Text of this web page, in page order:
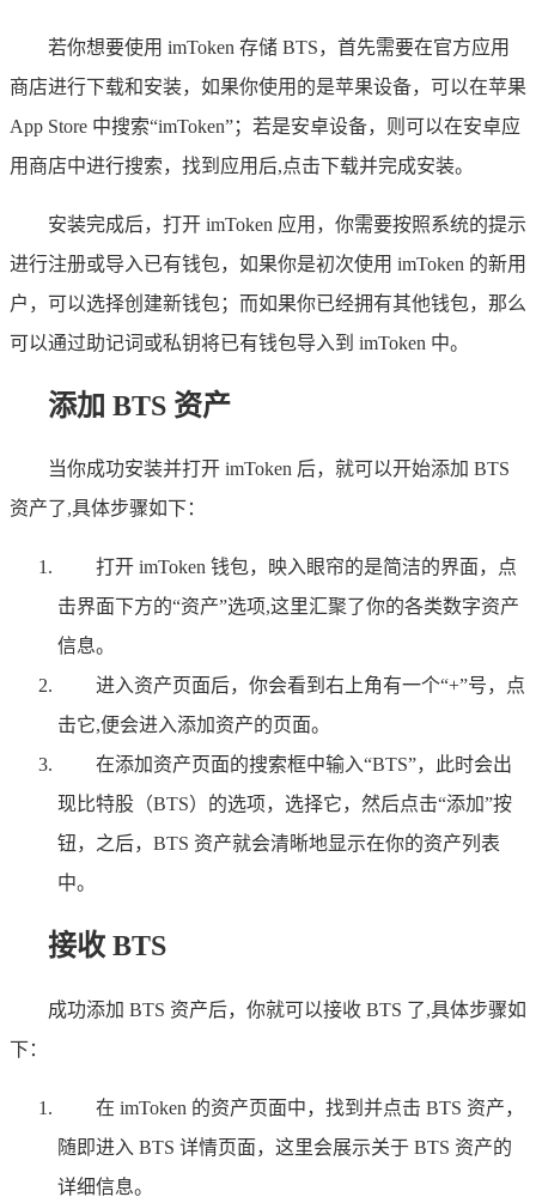
若你想要使用 imToken 存储 BTS，首先需要在官方应用
商店进行下载和安装，如果你使用的是苹果设备，可以在苹果
App Store 中搜索“imToken”；若是安卓设备，则可以在安卓应
用商店中进行搜索，找到应用后,点击下载并完成安装。
安装完成后，打开 imToken 应用，你需要按照系统的提示
进行注册或导入已有钱包，如果你是初次使用 imToken 的新用
户，可以选择创建新钱包；而如果你已经拥有其他钱包，那么
可以通过助记词或私钥将已有钱包导入到 imToken 中。
添加 BTS 资产
当你成功安装并打开 imToken 后，就可以开始添加 BTS
资产了,具体步骤如下：
打开 imToken 钱包，映入眼帘的是简洁的界面，点
击界面下方的“资产”选项,这里汇聚了你的各类数字资产
信息。
进入资产页面后，你会看到右上角有一个“+”号，点
击它,便会进入添加资产的页面。
在添加资产页面的搜索框中输入“BTS”，此时会出
现比特股（BTS）的选项，选择它，然后点击“添加”按
钮，之后，BTS 资产就会清晰地显示在你的资产列表
中。
接收 BTS
成功添加 BTS 资产后，你就可以接收 BTS 了,具体步骤如
下：
在 imToken 的资产页面中，找到并点击 BTS 资产，
随即进入 BTS 详情页面，这里会展示关于 BTS 资产的
详细信息。